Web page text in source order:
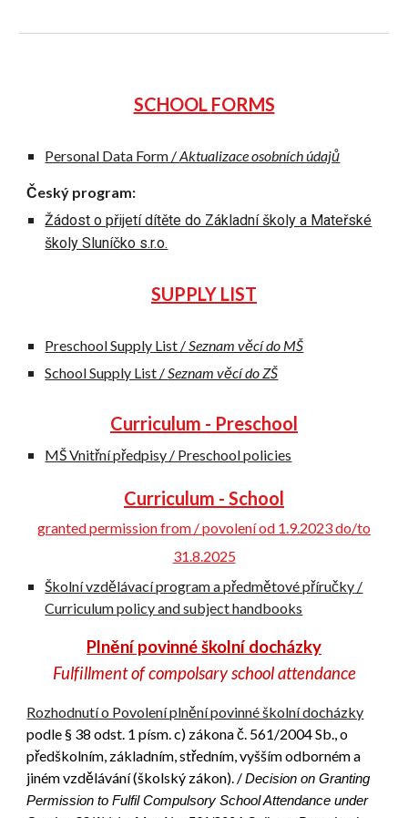
SCHOOL FORMS
Personal Data Form /Aktualizace osobních údajů
Český program:
Žádost o přijetí dítěte do Základní školy a Mateřské
školy Sluníčko s.r.o.
SUPPLY LIST
Preschool Supply List /Seznam věcí do MŠ
School Supply List /Seznam věcí do ZŠ
Curriculum - Preschool
MŠ Vnitřní předpisy / Preschool policies
Curriculum - School
granted permission from / povolení od 1.9.2023 do/to
31.8.2025
Školní vzdělávací program a předmětové příručky /
Curriculum policy and subject handbooks
Plnění povinné školní docházky
Fulfillment of compolsary school attendance
Rozhodnutí o Povolení plnění povinné školní docházky
podle § 38 odst. 1 písm. c) zákona č. 561/2004 Sb., o
předškolním, základním, středním, vyšším odborném a
jiném vzdělávání (školský zákon). /Decision on Granting
Permission to Fulfil Compulsory School Attendance under